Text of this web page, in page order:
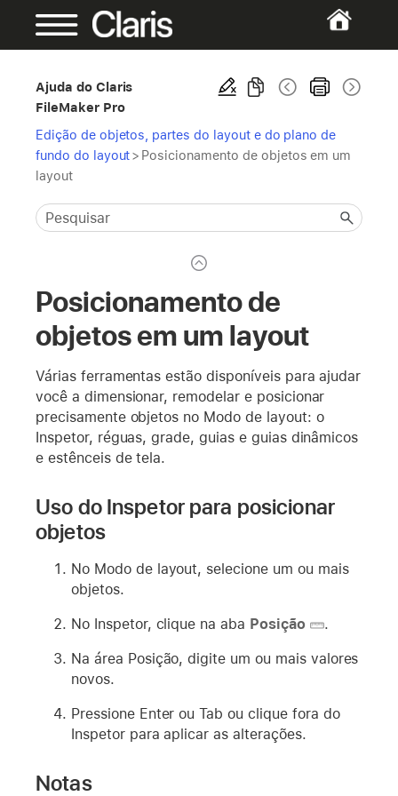
Ajuda do Claris
FileMaker Pro
Edição de objetos, partes do layout e do plano de
fundo do layout> Posicionamento de objetos em um
layout
Posicionamento de
objetos em um layout
Várias ferramentas estão disponíveis para ajudar
você a dimensionar, remodelar e posicionar
precisamente objetos no Modo de layout: o
Inspetor, réguas, grade, guias e guias dinâmicos
e estênceis de tela.
Uso do Inspetor para posicionar
objetos
No Modo de layout, selecione um ou mais
objetos.
No Inspetor, clique na aba Posição .
Na área Posição, digite um ou mais valores
novos.
Pressione Enter ou Tab ou clique fora do
Inspetor para aplicar as alterações.
Notas